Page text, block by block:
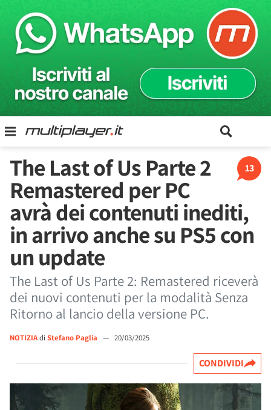
13
The Last of Us Parte 2
Remastered per PC
avrà dei contenuti inediti,
in arrivo anche su PS5 con
un update
The Last of Us Parte 2: Remastered riceverà
dei nuovi contenuti per la modalità Senza
Ritorno al lancio della versione PC.
NOTIZIAdi Stefano Paglia — 20/03/2025
CONDIVIDI